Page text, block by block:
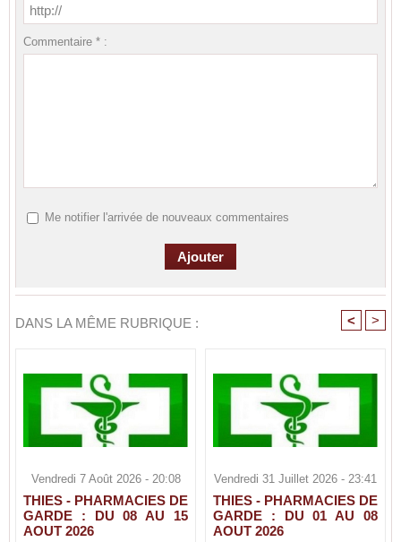
Commentaire * :
Me notifier l'arrivée de nouveaux commentaires
DANS LA MÊME RUBRIQUE : < >
Vendredi 7 Août 2026 - 20:08
THIES - PHARMACIES DE
GARDE : DU 08 AU 15
AOUT 2026
Vendredi 31 Juillet 2026 - 23:41
THIES - PHARMACIES DE
GARDE : DU 01 AU 08
AOUT 2026